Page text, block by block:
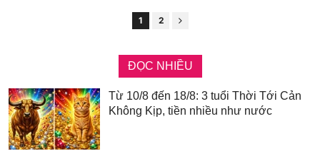
1 2
ĐỌC NHIỀU
Từ 10/8 đến 18/8: 3 tuổi Thời Tới Cản
Không Kịp, tiền nhiều như nước